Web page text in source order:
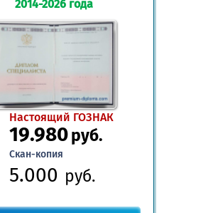
2014-2026 года
Настоящий ГОЗНАК
19.980руб.
Скан-копия
5.000 руб.